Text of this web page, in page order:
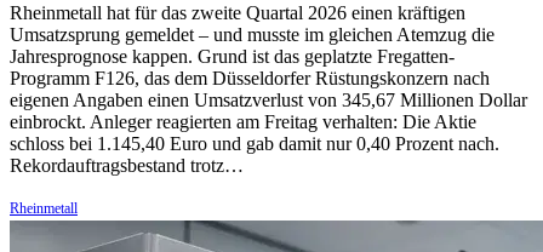
Rheinmetall hat für das zweite Quartal 2026 einen kräftigen
Umsatzsprung gemeldet – und musste im gleichen Atemzug die
Jahresprognose kappen. Grund ist das geplatzte Fregatten-
Programm F126, das dem Düsseldorfer Rüstungskonzern nach
eigenen Angaben einen Umsatzverlust von 345,67 Millionen Dollar
einbrockt. Anleger reagierten am Freitag verhalten: Die Aktie
schloss bei 1.145,40 Euro und gab damit nur 0,40 Prozent nach.
Rekordauftragsbestand trotz…
Rheinmetall